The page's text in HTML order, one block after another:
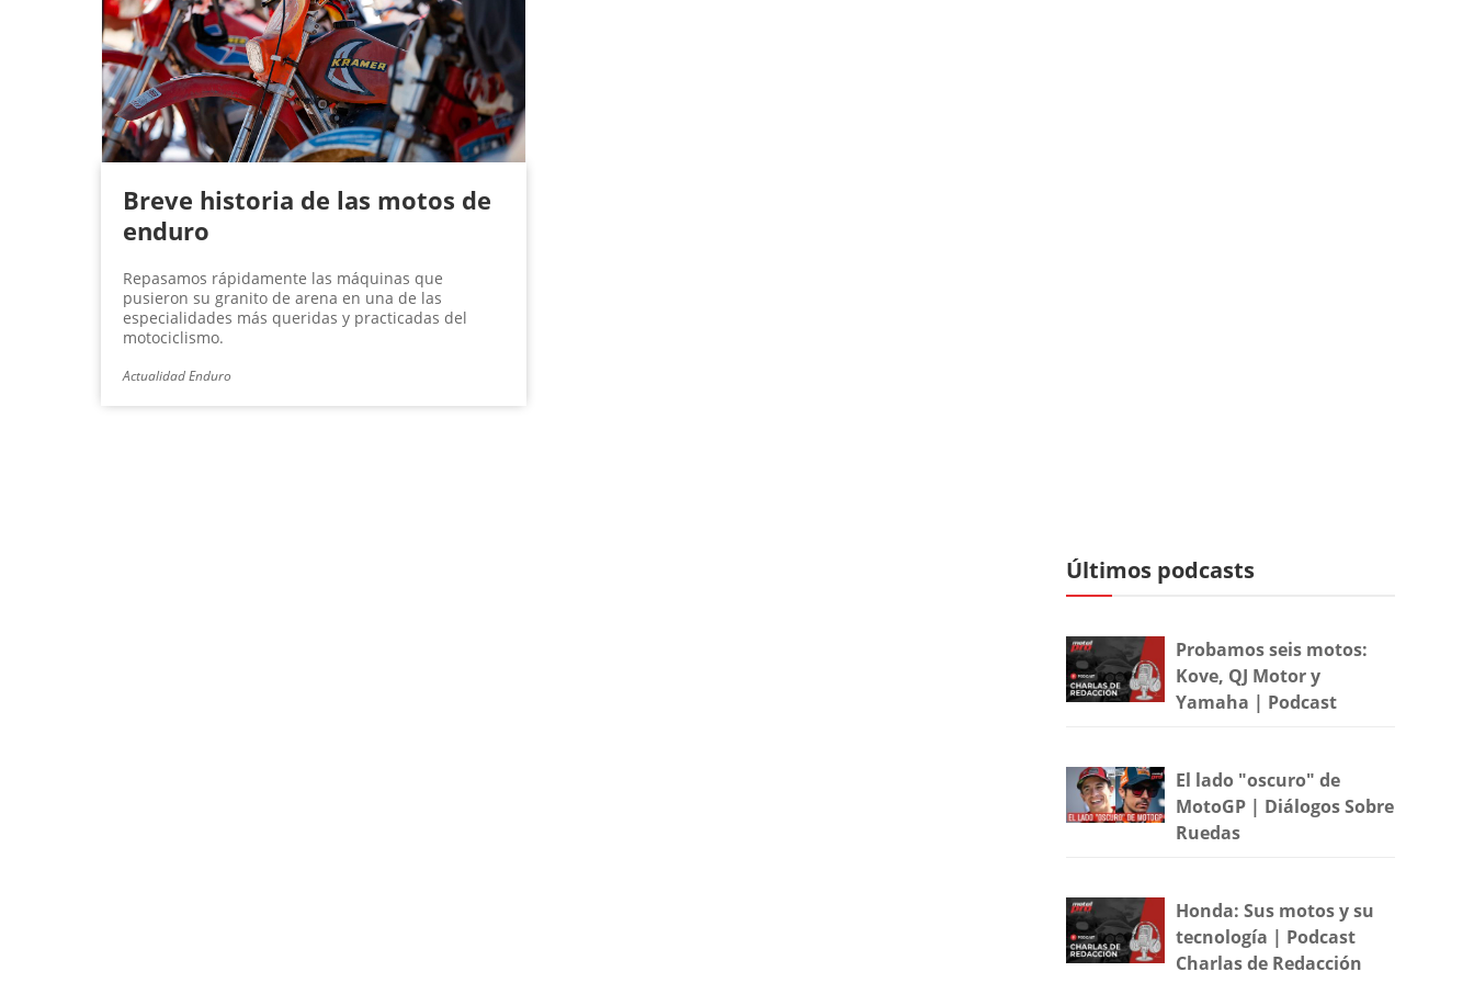
Breve historia de las motos de
enduro
Repasamos rápidamente las máquinas que
pusieron su granito de arena en una de las
especialidades más queridas y practicadas del
motociclismo.
Actualidad Enduro
Últimos podcasts
Probamos seis motos:
Kove, QJ Motor y
Yamaha | Podcast
El lado "oscuro" de
MotoGP | Diálogos Sobre
Ruedas
Honda: Sus motos y su
tecnología | Podcast
Charlas de Redacción